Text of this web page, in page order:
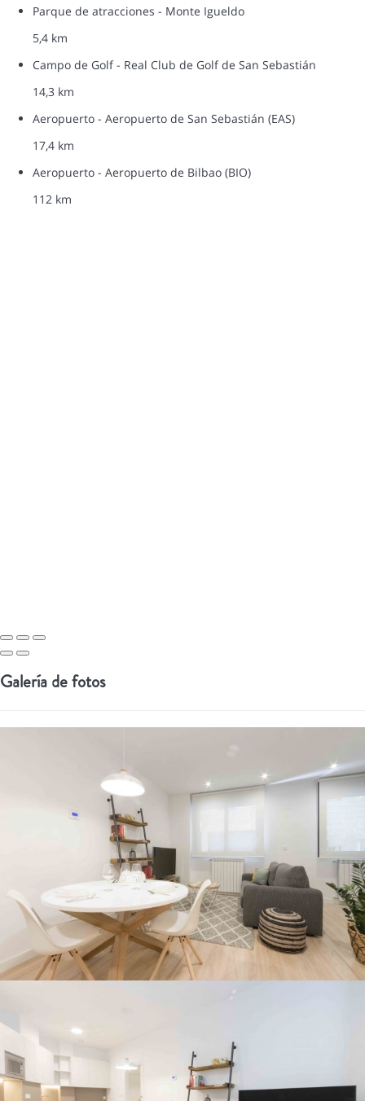
Parque de atracciones - Monte Igueldo
5,4 km
Campo de Golf - Real Club de Golf de San Sebastián
14,3 km
Aeropuerto - Aeropuerto de San Sebastián (EAS)
17,4 km
Aeropuerto - Aeropuerto de Bilbao (BIO)
112 km
Galería de fotos